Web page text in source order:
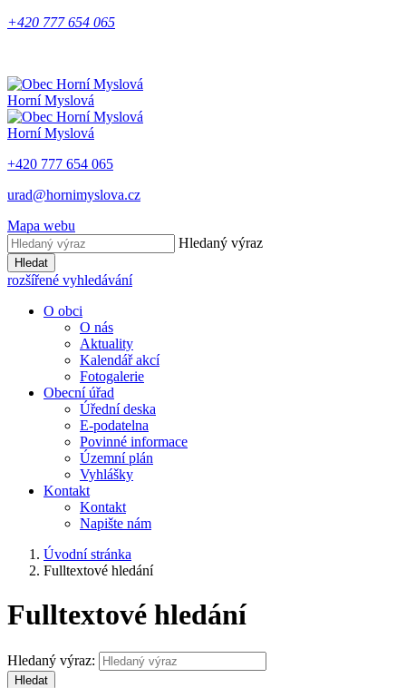
+420 777 654 065
Horní Myslová
Horní Myslová
+420 777 654 065
urad@hornimyslova.cz
Mapa webu
Hledaný výraz
Hledat
rozšířené vyhledávání
O obci
O nás
Aktuality
Kalendář akcí
Fotogalerie
Obecní úřad
Úřední deska
E-podatelna
Povinné informace
Územní plán
Vyhlášky
Kontakt
Kontakt
Napište nám
Úvodní stránka
Fulltextové hledání
Fulltextové hledání
Hledaný výraz:
Hledat